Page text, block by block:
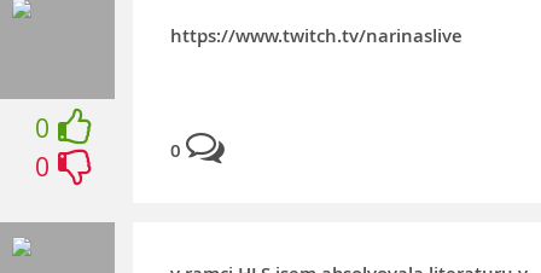
0
0
https://www.twitch.tv/narinaslive
0